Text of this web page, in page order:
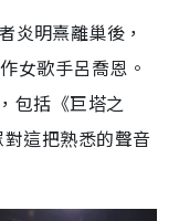
炎明熹離巢後，
女歌手呂喬恩。
包括《巨塔之
這把熟悉的聲音